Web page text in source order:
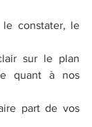
le constater, le
sur le plan
quant à nos
part de vos